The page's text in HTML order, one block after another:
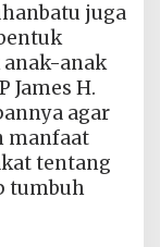
juga
anak-anak
James H.
agar
manfaat
tentang
tumbuh